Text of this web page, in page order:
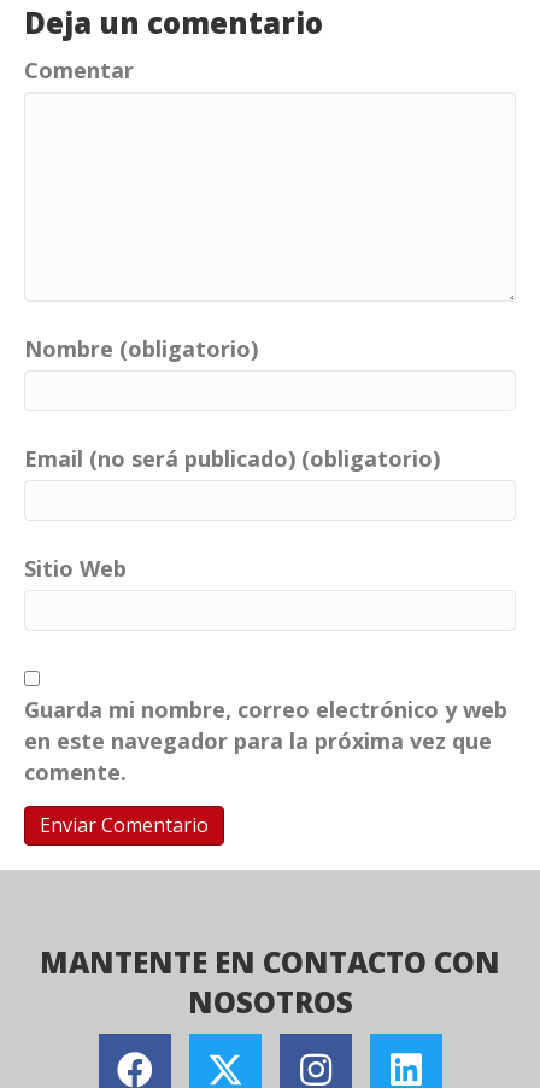
Deja un comentario
Comentar
Nombre (obligatorio)
Email (no será publicado) (obligatorio)
Sitio Web
Guarda mi nombre, correo electrónico y web
en este navegador para la próxima vez que
comente.
MANTENTE EN CONTACTO CON
NOSOTROS